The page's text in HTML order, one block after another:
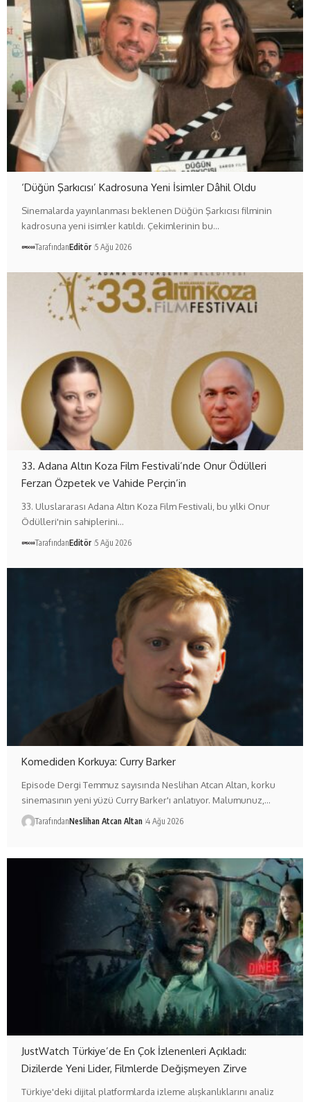
‘Düğün Şarkıcısı’ Kadrosuna Yeni İsimler Dâhil Oldu
Sinemalarda yayınlanması beklenen Düğün Şarkıcısı filminin
kadrosuna yeni isimler katıldı. Çekimlerinin bu…
TarafındanEditör 5 Ağu 2026
33. Adana Altın Koza Film Festivali’nde Onur Ödülleri
Ferzan Özpetek ve Vahide Perçin’in
33. Uluslararası Adana Altın Koza Film Festivali, bu yılki Onur
Ödülleri'nin sahiplerini…
TarafındanEditör 5 Ağu 2026
Komediden Korkuya: Curry Barker
Episode Dergi Temmuz sayısında Neslihan Atcan Altan, korku
sinemasının yeni yüzü Curry Barker'ı anlatıyor. Malumunuz,…
TarafındanNeslihan Atcan Altan 4 Ağu 2026
JustWatch Türkiye’de En Çok İzlenenleri Açıkladı:
Dizilerde Yeni Lider, Filmlerde Değişmeyen Zirve
Türkiye'deki dijital platformlarda izleme alışkanlıklarını analiz